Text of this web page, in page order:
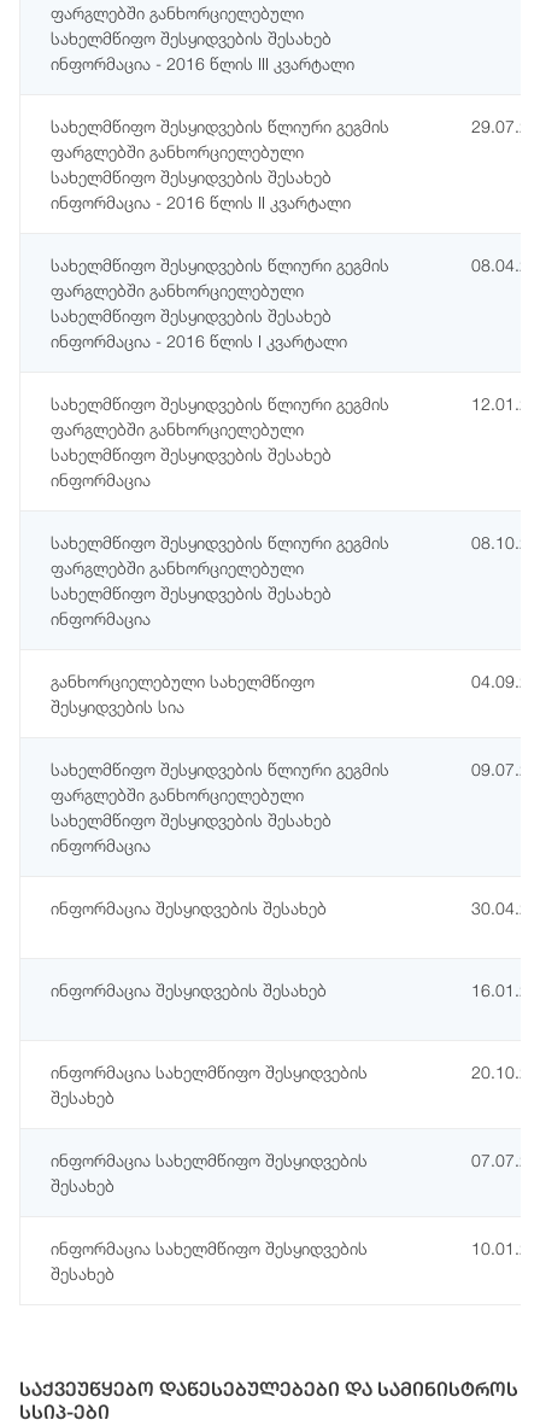
ფარგლებში განხორციელებული
სახელმწიფო შესყიდვების შესახებ
ინფორმაცია - 2016 წლის III კვარტალი
სახელმწიფო შესყიდვების წლიური გეგმის
ფარგლებში განხორციელებული
სახელმწიფო შესყიდვების შესახებ
ინფორმაცია - 2016 წლის II კვარტალი
სახელმწიფო შესყიდვების წლიური გეგმის
ფარგლებში განხორციელებული
სახელმწიფო შესყიდვების შესახებ
ინფორმაცია - 2016 წლის I კვარტალი
სახელმწიფო შესყიდვების წლიური გეგმის
ფარგლებში განხორციელებული
სახელმწიფო შესყიდვების შესახებ
ინფორმაცია
სახელმწიფო შესყიდვების წლიური გეგმის
ფარგლებში განხორციელებული
სახელმწიფო შესყიდვების შესახებ
ინფორმაცია
განხორციელებული სახელმწიფო
შესყიდვების სია
სახელმწიფო შესყიდვების წლიური გეგმის
ფარგლებში განხორციელებული
სახელმწიფო შესყიდვების შესახებ
ინფორმაცია
ინფორმაცია შესყიდვების შესახებ
ინფორმაცია შესყიდვების შესახებ
ინფორმაცია სახელმწიფო შესყიდვების
შესახებ
ინფორმაცია სახელმწიფო შესყიდვების
შესახებ
ინფორმაცია სახელმწიფო შესყიდვების
შესახებ
საქვეუწყებო დაწესებულებები და სამინისტროს
სსიპ-ები